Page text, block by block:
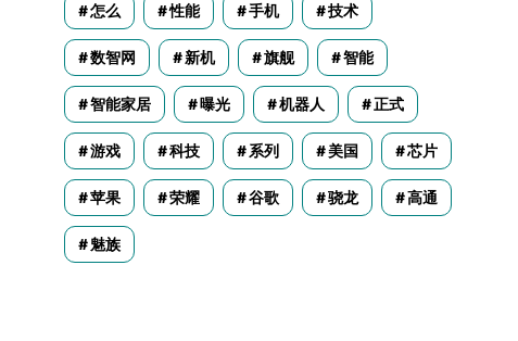
怎么 性能 手机 技术
数智网 新机 旗舰 智能
智能家居 曝光 机器人 正式
游戏 科技 系列 美国 芯片
苹果 荣耀 谷歌 骁龙 高通
魅族